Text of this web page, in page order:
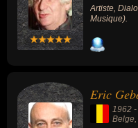
Artiste,
Musique).
Eric
1962 -
Belge